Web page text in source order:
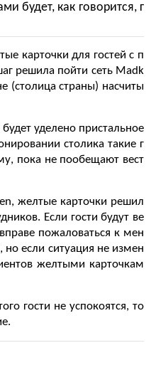
будет, как говорится, г
карточки для гостей с п
решила пойти сеть Madk
(столица страны) насчиты
уделено пристальное
столика такие г
пока не пообещают вест
желтые карточки решил
Если гости будут ве
пожаловаться к мен
но если ситуация не измен
желтыми карточкам
гости не успокоятся, то